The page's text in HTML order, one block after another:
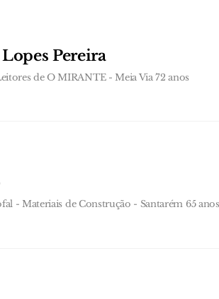
Pereira
de O MIRANTE - Meia Via 72 anos
- Materiais de Construção - Santarém 65 anos